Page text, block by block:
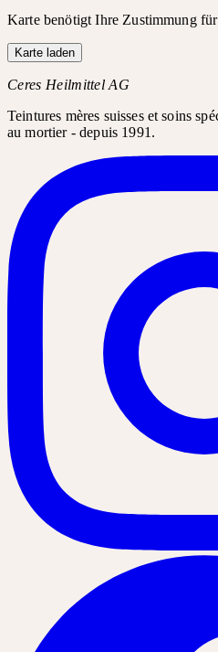
Karte benötigt Ihre Zustimmung
Karte laden
Ceres Heilmittel AG
Teintures mères suisses et soins
au mortier - depuis 1991.